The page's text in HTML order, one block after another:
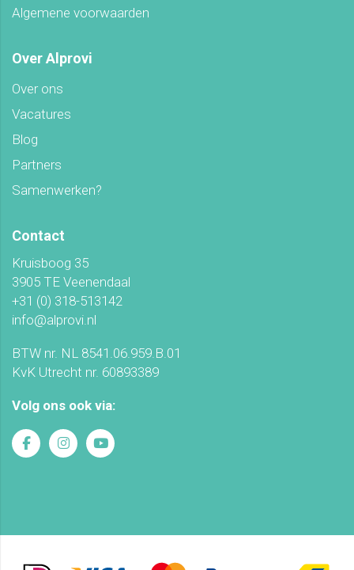
Algemene voorwaarden
Over Alprovi
Over ons
Vacatures
Blog
Partners
Samenwerken?
Contact
Kruisboog 35
3905 TE Veenendaal
+31 (0) 318-513142
info@alprovi.nl
BTW nr. NL 8541.06.959.B.01
KvK Utrecht nr. 60893389
Volg ons ook via: